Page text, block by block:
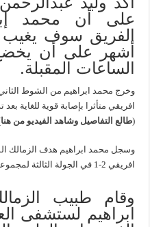
على أن محمد
أشهر على أن
الساعات المقبلة.
وخرج محمد ابراهيم من الشوط
افريقي متأثرا بإصابة قوية للغاية
(طالع التفاصيل وشاهد الفيديو من هنا
وسجل محمد ابراهيم هدف الزمالك
افريقي 2-1 في الجولة الثالثة لمجموعات دوري الابطال.
وقام طبيب
ابراهيم لستشفى